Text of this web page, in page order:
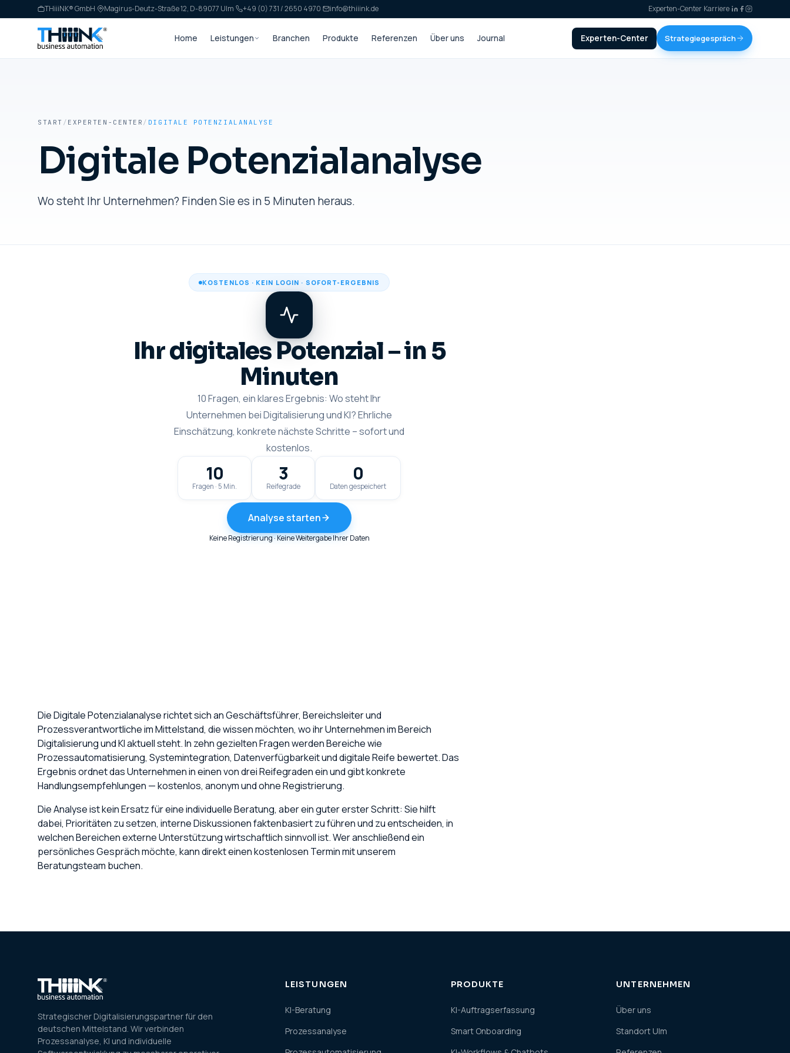
THiiiNK® GmbH· Magirus-Deutz-Straße 12, D-89077 Ulm· +49 (0) 731 / 2650 4970· info@thiiink.de Experten-Center·Karriere·
Home Leistungen Branchen Produkte Referenzen Über uns Journal Experten-Center Strategiegespräch
START / EXPERTEN-CENTER / DIGITALE POTENZIALANALYSE
Digitale Potenzialanalyse
Wo steht Ihr Unternehmen? Finden Sie es in 5 Minuten heraus.
KOSTENLOS · KEIN LOGIN · SOFORT-ERGEBNIS
Ihr digitales Potenzial – in 5
Minuten
10Fragen, ein klares Ergebnis: Wo steht Ihr
Unternehmen bei Digitalisierung und KI? Ehrliche
Einschätzung, konkrete nächste Schritte – sofort und
kostenlos.
10
Fragen · 5 Min.
3
Reifegrade
0
Daten gespeichert
Analyse starten
Keine Registrierung · Keine Weitergabe Ihrer Daten
Die Digitale Potenzialanalyse richtet sich an Geschäftsführer, Bereichsleiter und
Prozessverantwortliche im Mittelstand, die wissen möchten, wo ihr Unternehmen im Bereich
Digitalisierung und KI aktuell steht. In zehn gezielten Fragen werden Bereiche wie
Prozessautomatisierung, Systemintegration, Datenverfügbarkeit und digitale Reife bewertet. Das
Ergebnis ordnet das Unternehmen in einen von drei Reifegraden ein und gibt konkrete
Handlungsempfehlungen — kostenlos, anonym und ohne Registrierung.
Die Analyse ist kein Ersatz für eine individuelle Beratung, aber ein guter erster Schritt: Sie hilft
dabei, Prioritäten zu setzen, interne Diskussionen faktenbasiert zu führen und zu entscheiden, in
welchen Bereichen externe Unterstützung wirtschaftlich sinnvoll ist. Wer anschließend ein
persönliches Gespräch möchte, kann direkt einen kostenlosen Termin mit unserem
Beratungsteam buchen.
Strategischer Digitalisierungspartner für den
deutschen Mittelstand. Wir verbinden
Prozessanalyse, KI und individuelle
LEISTUNGEN
KI-Beratung
Prozessanalyse
PRODUKTE
KI-Auftragserfassung
Smart Onboarding
UNTERNEHMEN
Über uns
Standort Ulm